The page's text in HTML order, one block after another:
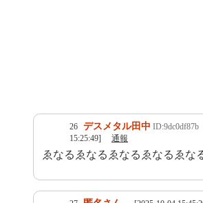
26 デスメタル田中 ID:9dc0df87b
15:25:49]
通報
ゑなるゑなるゑなるゑなるゑな